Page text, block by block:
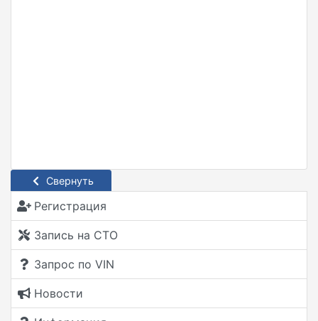
Свернуть
Регистрация
Запись на СТО
Запрос по VIN
Новости